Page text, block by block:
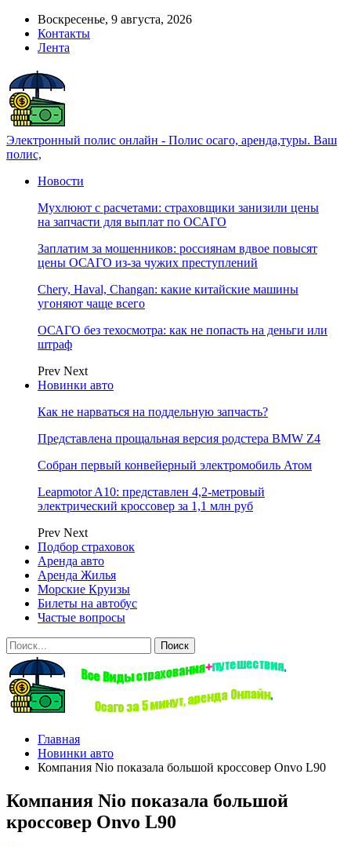
Воскресенье, 9 августа, 2026
Контакты
Лента
Электронный полис онлайн - Полис осаго, аренда,туры. Ваш
полис,
Новости
Мухлюют с расчетами: страховщики занизили цены
на запчасти для выплат по ОСАГО
Заплатим за мошенников: россиянам вдвое повысят
цены ОСАГО из-за чужих преступлений
Chery, Haval, Changan: какие китайские машины
угоняют чаще всего
ОСАГО без техосмотра: как не попасть на деньги или
штраф
Prev Next
Новинки авто
Как не нарваться на поддельную запчасть?
Представлена прощальная версия родстера BMW Z4
Собран первый конвейерный электромобиль Атом
Leapmotor A10: представлен 4,2-метровый
электрический кроссовер за 1,1 млн руб
Prev Next
Подбор страховок
Аренда авто
Аренда Жилья
Морские Круизы
Билеты на автобус
Частые вопросы
Главная
Новинки авто
Компания Nio показала большой кроссовер Onvo L90
Компания Nio показала большой
кроссовер Onvo L90